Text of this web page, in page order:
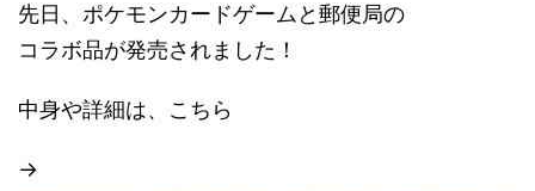
先日、ポケモンカードゲームと郵便局の
コラボ品が発売されました！
中身や詳細は、こちら
→